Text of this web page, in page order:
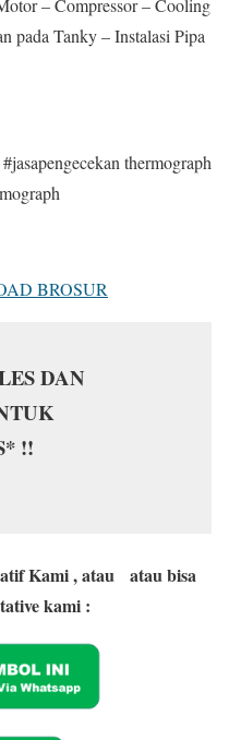
– Compressor – Cooling
pada Tanky – Instalasi Pipa
thermograph
BROSUR
DAN
!!
Kami , atau
atau bisa
kami :